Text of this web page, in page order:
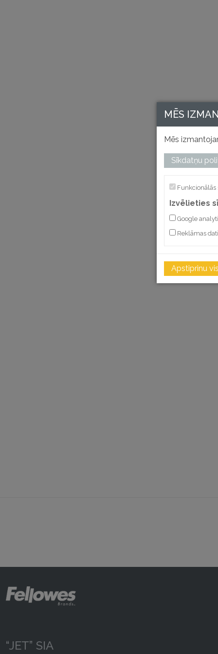
“JET” SIA
MĒS
Mēs
Sīkdatņu
Funkcionālās
Izvēlieties
Google
Reklāmas dati
Apstiprinu